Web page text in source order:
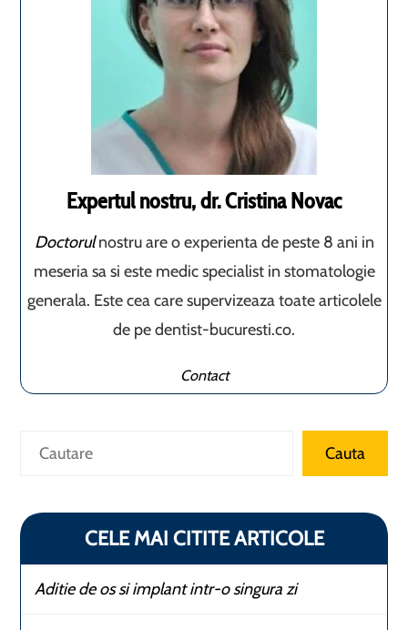
Expertul nostru, dr. Cristina Novac
Doctorulnostru are o experienta de peste 8 ani in
meseria sa si este medic specialist in stomatologie
generala. Este cea care supervizeaza toate articolele
de pe dentist-bucuresti.co.
Contact
Caută Cauta
CELE MAI CITITE ARTICOLE
Aditie de os si implant intr-o singura zi